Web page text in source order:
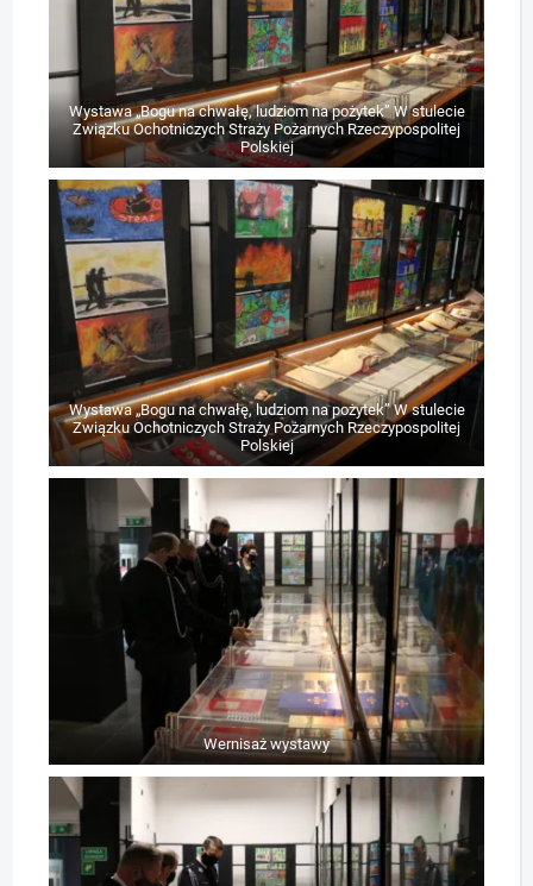
Wystawa „Bogu na chwałę, ludziom na pożytek” W stulecie
Związku Ochotniczych Straży Pożarnych Rzeczypospolitej
Polskiej
Wystawa „Bogu na chwałę, ludziom na pożytek” W stulecie
Związku Ochotniczych Straży Pożarnych Rzeczypospolitej
Polskiej
Wernisaż wystawy